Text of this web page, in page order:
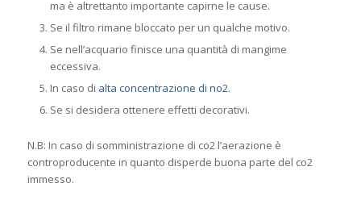
ma è altrettanto importante capirne le cause.
Se il filtro rimane bloccato per un qualche motivo.
Se nell’acquario finisce una quantità di mangime
eccessiva.
In caso di alta concentrazione di no2.
Se si desidera ottenere effetti decorativi.
N.B: In caso di somministrazione di co2 l’aerazione è
controproducente in quanto disperde buona parte del co2
immesso.